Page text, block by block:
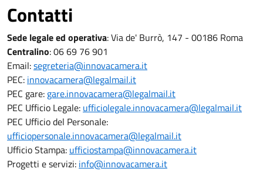
Contatti
Sede legale ed operativa: Via de' Burrò, 147 - 00186 Roma
Centralino: 06 69 76 901
Email:segreteria@innovacamera.it
PEC: innovacamera@legalmail.it
PEC gare: gare.innovacamera@legalmail.it
PEC Ufficio Legale: ufficiolegale.innovacamera@legalmail.it
PEC Ufficio del Personale:
ufficiopersonale.innovacamera@legalmail.it
Ufficio Stampa: ufficiostampa@innovacamera.it
Progetti e servizi: info@innovacamera.it